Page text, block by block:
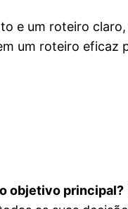
e um roteiro
um roteiro eficaz
objetivo principal?